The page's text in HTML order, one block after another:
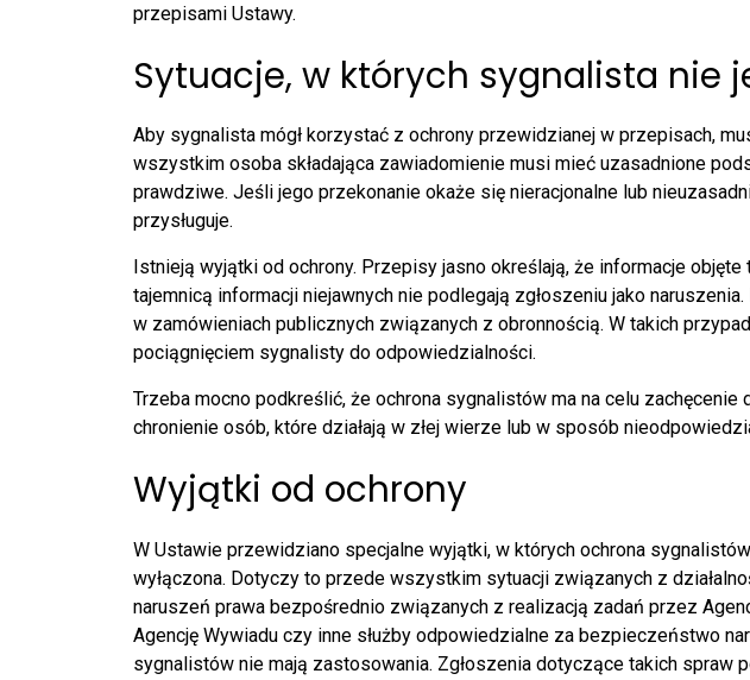
przepisami Ustawy.
Sytuacje, w których sygnalista nie
Aby sygnalista mógł korzystać z ochrony przewidzianej w przepisach,
wszystkim osoba składająca zawiadomienie musi mieć uzasadnione
prawdziwe. Jeśli jego przekonanie okaże się nieracjonalne lub
przysługuje.
Istnieją wyjątki od ochrony. Przepisy jasno określają, że informacje
tajemnicą informacji niejawnych nie podlegają zgłoszeniu jako
w zamówieniach publicznych związanych z obronnością. W takich
pociągnięciem sygnalisty do odpowiedzialności.
Trzeba mocno podkreślić, że ochrona sygnalistów ma na celu zachęcenie
chronienie osób, które działają w złej wierze lub w sposób
Wyjątki od ochrony
W Ustawie przewidziano specjalne wyjątki, w których ochrona
wyłączona. Dotyczy to przede wszystkim sytuacji związanych z
naruszeń prawa bezpośrednio związanych z realizacją zadań przez
Agencję Wywiadu czy inne służby odpowiedzialne za bezpieczeństwo
sygnalistów nie mają zastosowania. Zgłoszenia dotyczące takich spraw